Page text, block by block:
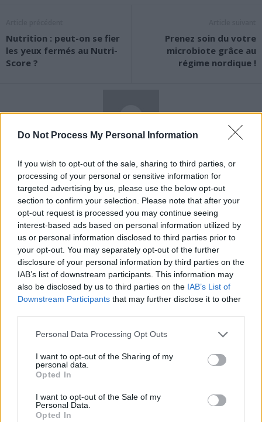
Do Not Process My Personal Information
If you wish to opt-out of the sale, sharing to third parties, or
processing of your personal or sensitive information for
targeted advertising by us, please use the below opt-out
section to confirm your selection. Please note that after your
opt-out request is processed you may continue seeing
interest-based ads based on personal information utilized by
us or personal information disclosed to third parties prior to
your opt-out. You may separately opt-out of the further
disclosure of your personal information by third parties on the
IAB’s list of downstream participants. This information may
also be disclosed by us to third parties on the IAB’s List of
Downstream Participants that may further disclose it to other
Personal Data Processing Opt Outs
I want to opt-out of the Sharing of my
personal data.
Opted In
I want to opt-out of the Sale of my
Personal Data.
Opted In
Nutrition : peut-on se fier
les yeux fermés au Nutri-
Score ?
Prenez soin du votre
microbiote grâce au
régime nordique !
https://news-sante.fr
ARTICLES CONNEXES PLUS DE L'AUTEUR
Santé
Canicule : les conseils
essentiels des
cardiologues pour
Santé
Éclipse du 12 août :
attention à la pénurie de
lunettes de sécurité
Santé
Un chewing-gum
révolutionnaire pour
combattre le cancer
Populaires
Médicament retiré en urgence pour risques graves et données falsifiées